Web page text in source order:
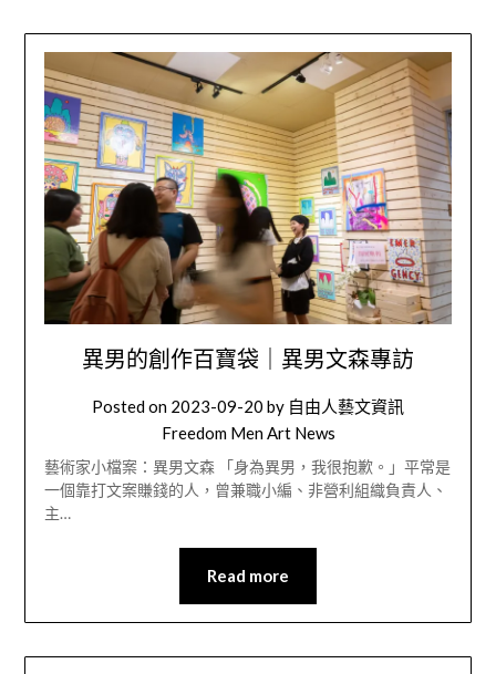
異男的創作百寶袋｜異男文森專訪
Posted on 2023-09-20 by 自由人藝文資訊
Freedom Men Art News
藝術家小檔案：異男文森 「身為異男，我很抱歉。」平常是
一個靠打文案賺錢的人，曾兼職小編、非營利組織負責人、
主…
Read more